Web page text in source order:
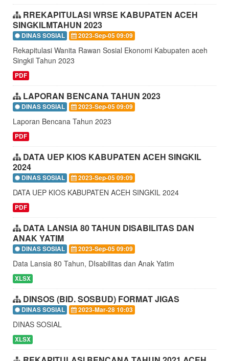
RREKAPITULASI WRSE KABUPATEN ACEH
SINGKILMTAHUN 2023
DINAS SOSIAL 2023-Sep-05 09:09
Rekapitulasi Wanita Rawan Sosial Ekonomi Kabupaten aceh
Singkil Tahun 2023
PDF
LAPORAN BENCANA TAHUN 2023
DINAS SOSIAL 2023-Sep-05 09:09
Laporan Bencana Tahun 2023
PDF
DATA UEP KIOS KABUPATEN ACEH SINGKIL
2024
DINAS SOSIAL 2023-Sep-05 09:09
DATA UEP KIOS KABUPATEN ACEH SINGKIL 2024
PDF
DATA LANSIA 80 TAHUN DISABILITAS DAN
ANAK YATIM
DINAS SOSIAL 2023-Sep-05 09:09
Data Lansia 80 Tahun, DIsabilitas dan Anak Yatim
XLSX
DINSOS (BID. SOSBUD) FORMAT JIGAS
DINAS SOSIAL 2023-Mar-28 10:03
DINAS SOSIAL
XLSX